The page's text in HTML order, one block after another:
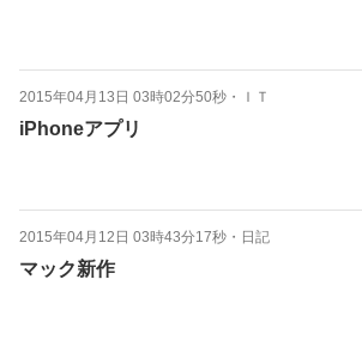
2015年04月13日 03時02分50秒 ・ ＩＴ
iPhoneアプリ
2015年04月12日 03時43分17秒 ・ 日記
マック新作